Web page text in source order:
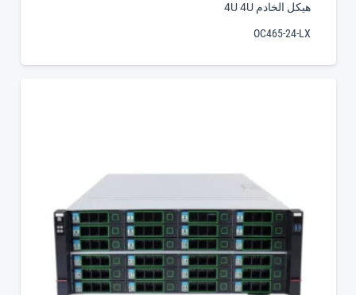
هيكل الخادم 4U 4U
OC465-24-LX